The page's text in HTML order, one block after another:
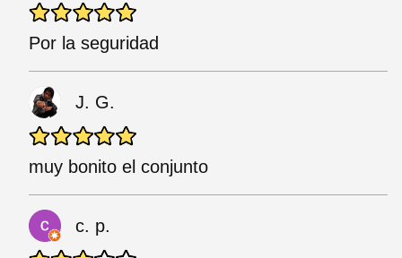
Por la seguridad
J. G.
muy bonito el conjunto
c. p.